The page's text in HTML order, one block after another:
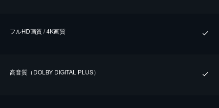
フルHD画質 / 4K画質
⾼⾳質（DOLBY DIGITAL PLUS）